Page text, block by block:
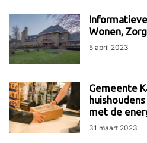
Wonen,
5 april 2023
Gemeente
met de
31 maart 2023